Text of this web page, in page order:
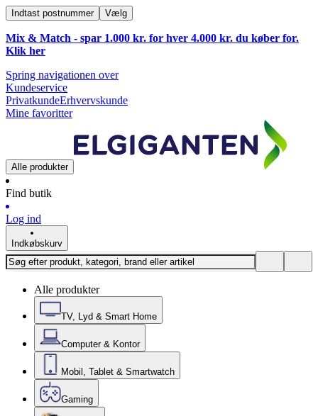
Indtast postnummer Vælg
Mix & Match - spar 1.000 kr. for hver 4.000 kr. du køber for.
Klik her
Spring navigationen over
Kundeservice
PrivatkundeErhvervskunde
Mine favoritter
Alle produkter
Find butik
Log ind
Indkøbskurv
Alle produkter
TV, Lyd & Smart Home
Computer & Kontor
Mobil, Tablet & Smartwatch
Gaming